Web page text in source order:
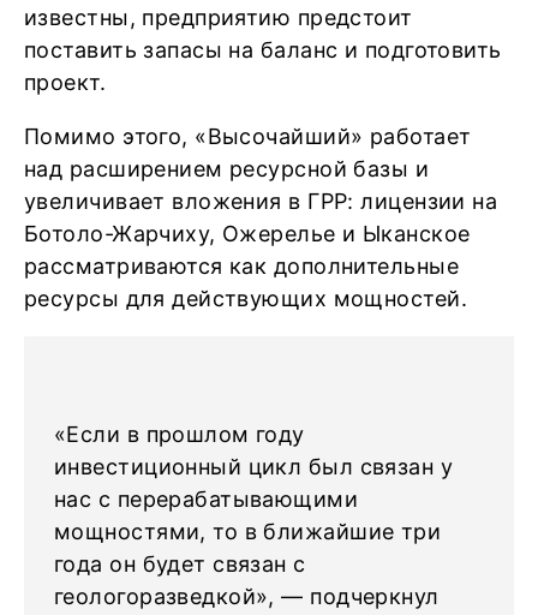
известны, предприятию предстоит
поставить запасы на баланс и подготовить
проект.
Помимо этого, «Высочайший» работает
над расширением ресурсной базы и
увеличивает вложения в ГРР: лицензии на
Ботоло-Жарчиху, Ожерелье и Ыканское
рассматриваются как дополнительные
ресурсы для действующих мощностей.
«Если в прошлом году
инвестиционный цикл был связан у
нас с перерабатывающими
мощностями, то в ближайшие три
года он будет связан с
геологоразведкой», — подчеркнул